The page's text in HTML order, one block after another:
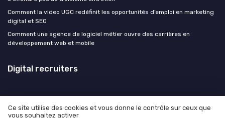
Comment la video UGC redéfinit les opportunités d’emploi en marketing
digital et SEO
Comment une agence de logiciel métier ouvre des carrières en
développement web et mobile
Digital recruiters
Mentions légales
Ce site utilise des cookies et vous donne le contrôle sur ceux que
vous souhaitez activer